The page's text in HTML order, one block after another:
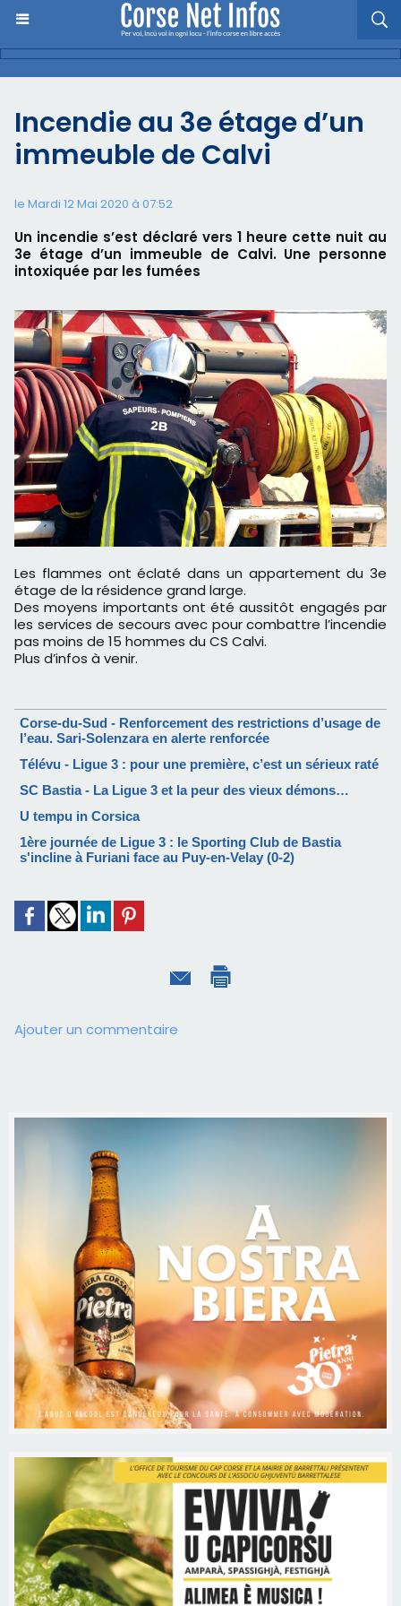
Incendie au 3e étage d’un
immeuble de Calvi
le Mardi 12 Mai 2020 à 07:52
Un incendie s’est déclaré vers 1 heure cette nuit au
3e étage d’un immeuble de Calvi. Une personne
intoxiquée par les fumées
Les flammes ont éclaté dans un appartement du 3e
étage de la résidence grand large.
Des moyens importants ont été aussitôt engagés par
les services de secours avec pour combattre l’incendie
pas moins de 15 hommes du CS Calvi.
Plus d’infos à venir.
Corse-du-Sud - Renforcement des restrictions d’usage de
l’eau. Sari-Solenzara en alerte renforcée
Télévu - Ligue 3 : pour une première, c’est un sérieux raté
SC Bastia - La Ligue 3 et la peur des vieux démons…
U tempu in Corsica
1ère journée de Ligue 3 : le Sporting Club de Bastia
s'incline à Furiani face au Puy-en-Velay (0-2)
Ajouter un commentaire